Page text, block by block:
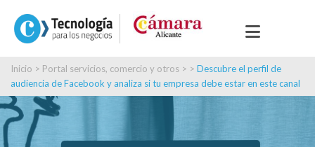
Inicio > Portal servicios, comercio y otros > > Descubre el perfil de
audiencia de Facebook y analiza si tu empresa debe estar en este canal